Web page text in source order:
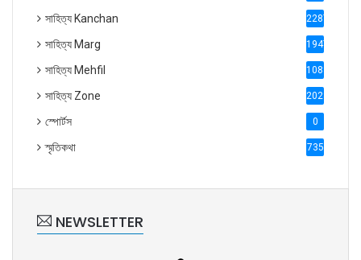
সাহিত্য Kanchan 2287
সাহিত্য Marg 1947
সাহিত্য Mehfil 1088
সাহিত্য Zone 2028
স্পোর্টস 0
স্মৃতিকথা 735
NEWSLETTER